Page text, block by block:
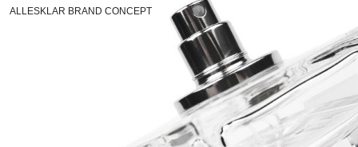
ALLESKLAR BRAND CONCEPT